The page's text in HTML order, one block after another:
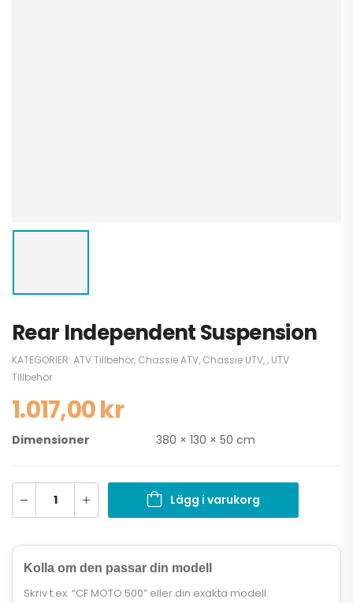
Rear Independent Suspension
KATEGORIER: ATV Tillbehör, Chassie ATV, Chassie UTV,, UTV
Tillbehör
1.017,00kr
Dimensioner 380 × 130 × 50 cm
Lägg i varukorg
Kolla om den passar din modell
Skriv t.ex. “CF MOTO 500” eller din exakta modell.